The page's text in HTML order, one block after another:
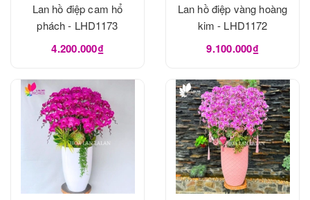
Lan hồ điệp cam hổ
phách - LHD1173
4.200.000₫
Lan hồ điệp vàng hoàng
kim - LHD1172
9.100.000₫